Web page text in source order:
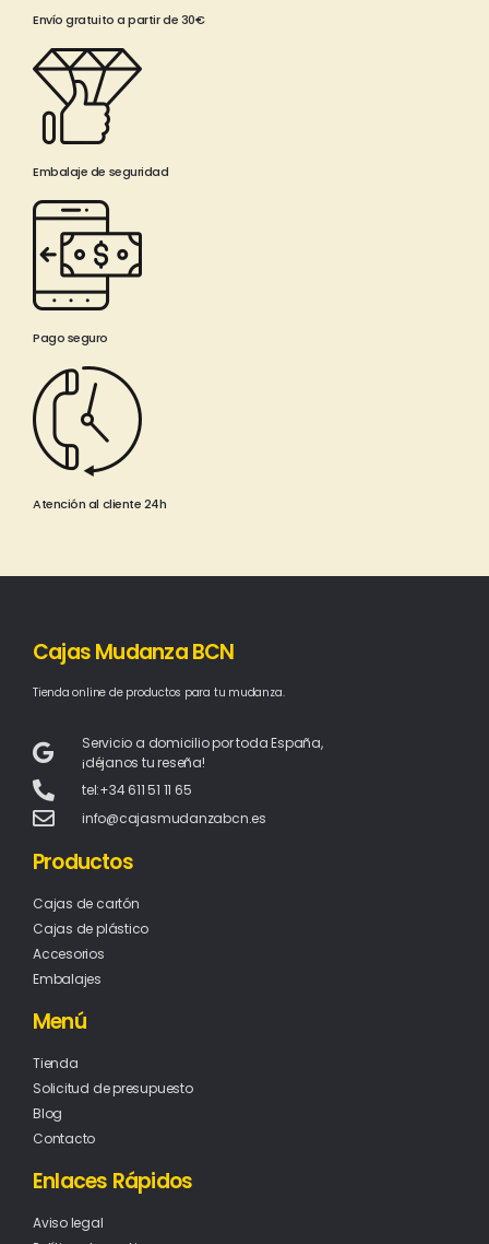
Envío gratuito a partir de 30€
Embalaje de seguridad
Pago seguro
Atención al cliente 24h
Cajas Mudanza BCN
Tienda online de productos para tu mudanza.
Servicio a domicilio por toda España,
¡déjanos tu reseña!
tel:+34 611 51 11 65
info@cajasmudanzabcn.es
Productos
Cajas de cartón
Cajas de plástico
Accesorios
Embalajes
Menú
Tienda
Solicitud de presupuesto
Blog
Contacto
Enlaces Rápidos
Aviso legal